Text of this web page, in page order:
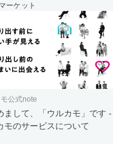
ーケット
公式note
まして、「ウルカモ」です -
モのサービスについて